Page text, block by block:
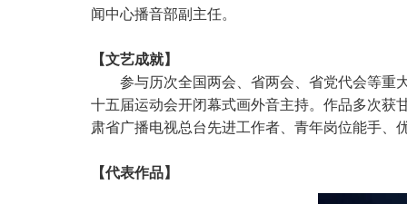
闻中心播音部副主任。
【文艺成就】
参与历次全国两会、省两会、省党代会等重
十五届运动会开闭幕式画外音主持。作品多次获
肃省广播电视总台先进工作者、青年岗位能手、
【代表作品】